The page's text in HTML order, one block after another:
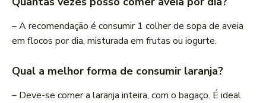
– A recomendação é consumir 1 colher de sopa de aveia
em flocos por dia, misturada em frutas ou iogurte.
Qual a melhor forma de consumir laranja?
– Deve-se comer a laranja inteira, com o bagaço. É ideal